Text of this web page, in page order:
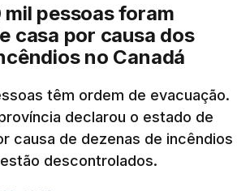
mil pessoas foram
casa por causa dos
no Canadá
têm ordem de evacuação.
declarou o estado de
causa de dezenas de incêndios
descontrolados.